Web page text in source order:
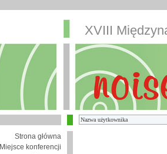
XVIII
Strona główna
Miejsce konferencji